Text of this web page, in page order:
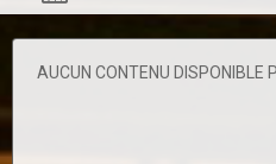
AUCUN CONTENU DISPONIBLE